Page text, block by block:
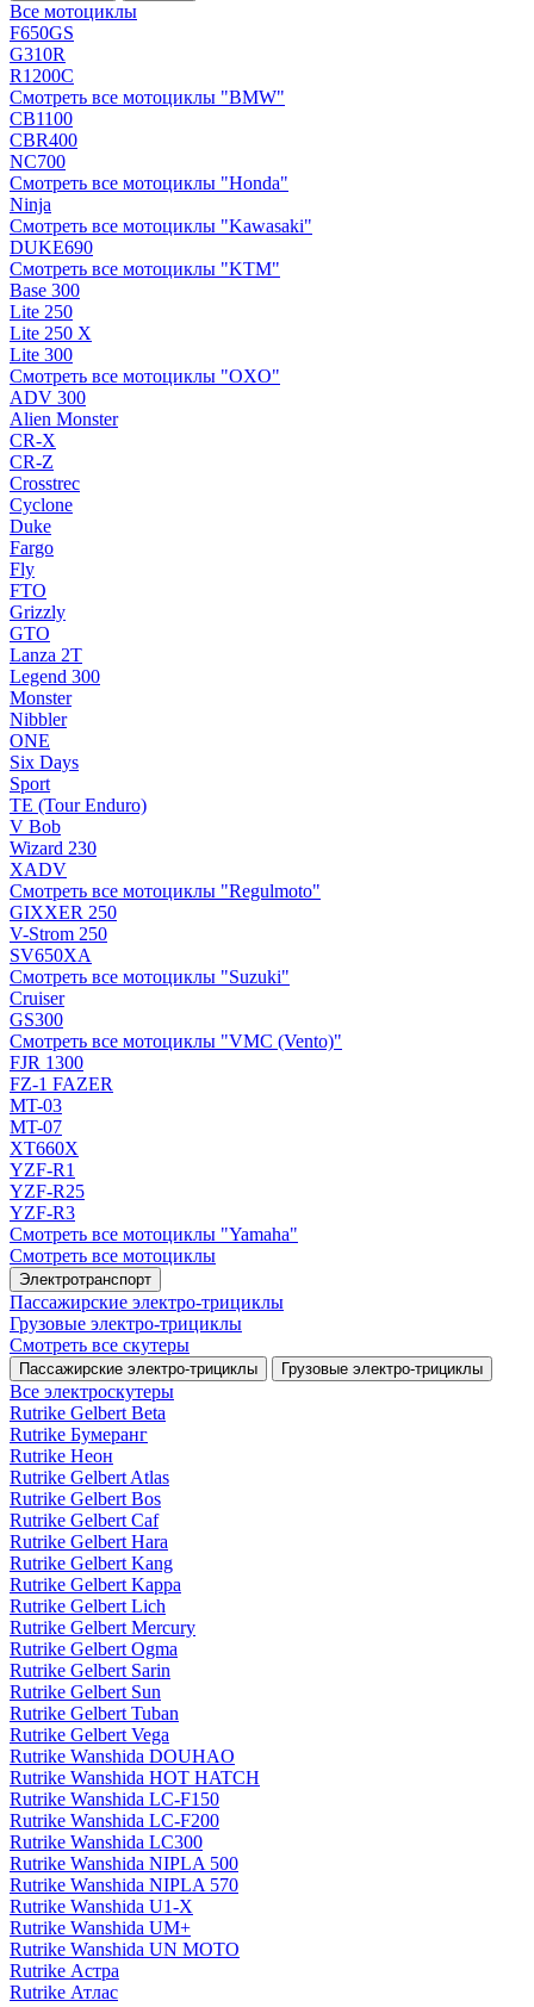
Все мотоциклы
F650GS
G310R
R1200C
Смотреть все мотоциклы "BMW"
CB1100
CBR400
NC700
Смотреть все мотоциклы "Honda"
Ninja
Смотреть все мотоциклы "Kawasaki"
DUKE690
Смотреть все мотоциклы "KTM"
Base 300
Lite 250
Lite 250 X
Lite 300
Смотреть все мотоциклы "OXO"
ADV 300
Alien Monster
CR-X
CR-Z
Crosstrec
Cyclone
Duke
Fargo
Fly
FTO
Grizzly
GTO
Lanza 2T
Legend 300
Monster
Nibbler
ONE
Six Days
Sport
TE (Tour Enduro)
V Bob
Wizard 230
XADV
Смотреть все мотоциклы "Regulmoto"
GIXXER 250
V-Strom 250
SV650XA
Смотреть все мотоциклы "Suzuki"
Cruiser
GS300
Смотреть все мотоциклы "VMC (Vento)"
FJR 1300
FZ-1 FAZER
MT-03
MT-07
XT660X
YZF-R1
YZF-R25
YZF-R3
Смотреть все мотоциклы "Yamaha"
Смотреть все мотоциклы
Электротранспорт
Пассажирские электро‑трициклы
Грузовые электро‑трициклы
Смотреть все скутеры
Пассажирские электро‑трициклы Грузовые электро‑трициклы
Все электро­скутеры
Rutrike Gelbert Beta
Rutrike Бумеранг
Rutrike Неон
Rutrike Gelbert Atlas
Rutrike Gelbert Bos
Rutrike Gelbert Caf
Rutrike Gelbert Hara
Rutrike Gelbert Kang
Rutrike Gelbert Kappa
Rutrike Gelbert Lich
Rutrike Gelbert Mercury
Rutrike Gelbert Ogma
Rutrike Gelbert Sarin
Rutrike Gelbert Sun
Rutrike Gelbert Tuban
Rutrike Gelbert Vega
Rutrike Wanshida DOUHAO
Rutrike Wanshida HOT HATCH
Rutrike Wanshida LC-F150
Rutrike Wanshida LC-F200
Rutrike Wanshida LC300
Rutrike Wanshida NIPLA 500
Rutrike Wanshida NIPLA 570
Rutrike Wanshida U1-X
Rutrike Wanshida UM+
Rutrike Wanshida UN MOTO
Rutrike Астра
Rutrike Атлас